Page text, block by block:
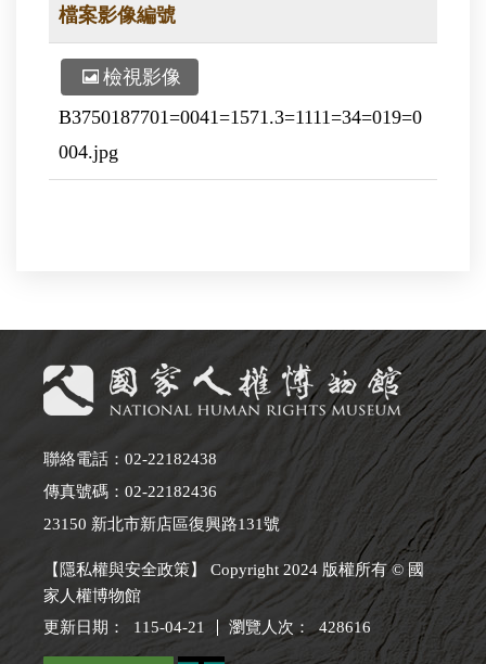
檔案影像編號
檢視影像
B3750187701=0041=1571.3=1111=34=019=0
004.jpg
聯絡電話：02-22182438
傳真號碼：02-22182436
23150 新北市新店區復興路131號
【隱私權與安全政策】 Copyright 2024 版權所有 © 國
家人權博物館
更新日期：
115-04-21 瀏覽人次： 428616